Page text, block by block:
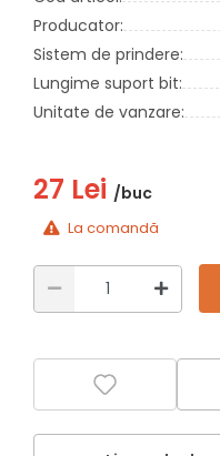
Producator:
Sistem de prindere:
Lungime suport bit:
Unitate de vanzare:
27 Lei /buc
La comandă